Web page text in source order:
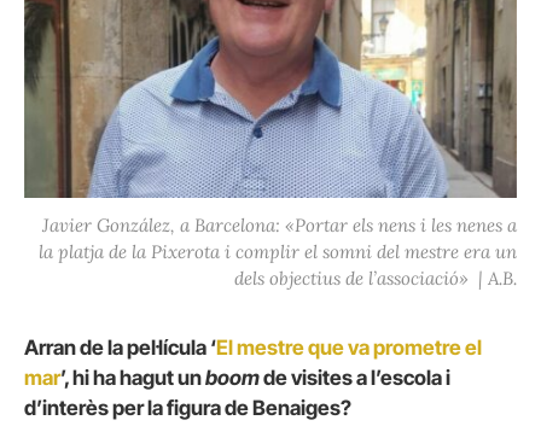
Javier González, a Barcelona: «Portar els nens i les nenes a
la platja de la Pixerota i complir el somni del mestre era un
dels objectius de l’associació» | A.B.
Arran de la pel·lícula ‘El mestre que va prometre el
mar’, hi ha hagut unboomde visites a l’escola i
d’interès per la figura de Benaiges?